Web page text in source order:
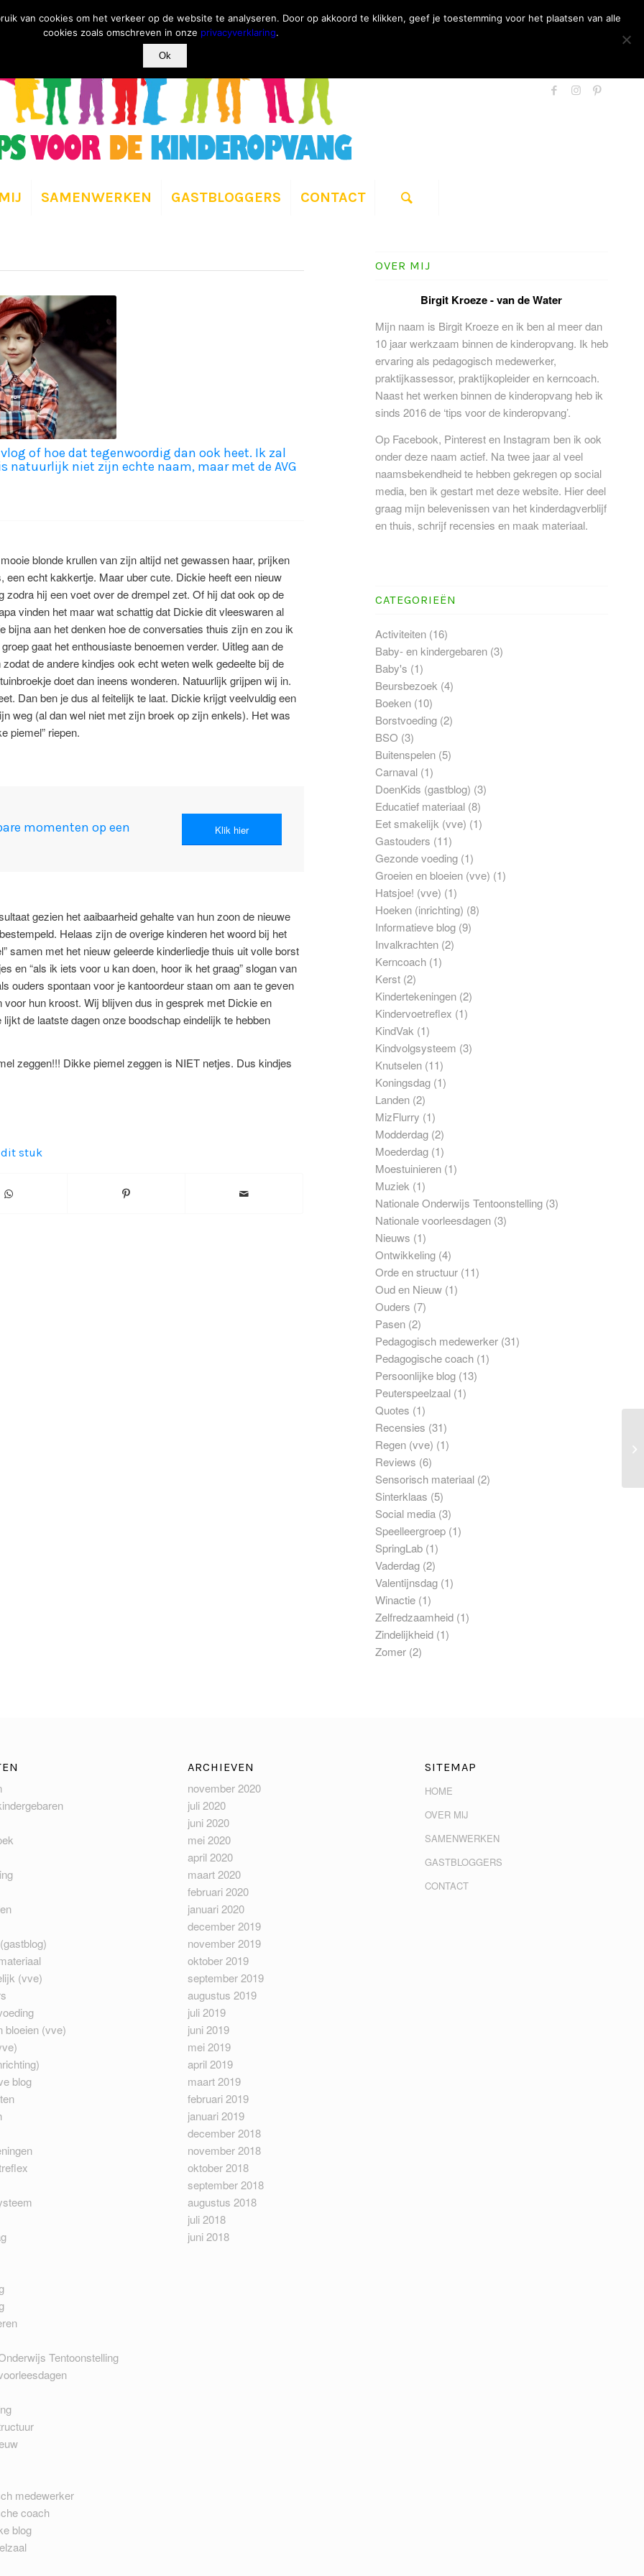
SAMENWERKEN GASTBLOGGERS CONTACT
of hoe dat tegenwoordig dan ook heet. Ik zal
natuurlijk niet zijn echte naam, maar met de AVG
blonde krullen van zijn altijd net gewassen haar, prijken
echt kakkertje. Maar uber cute. Dickie heeft een nieuw
zodra hij een voet over de drempel zet. Of hij dat ook op de
vinden het maar wat schattig dat Dickie dit vleeswaren al
aan het denken hoe de conversaties thuis zijn en zou ik
gaat het enthousiaste benoemen verder. Uitleg aan de
de andere kindjes ook echt weten welk gedeelte bij de
doet dan ineens wonderen. Natuurlijk grijpen wij in.
Dan ben je dus al feitelijk te laat. Dickie krijgt veelvuldig een
weg (al dan wel niet met zijn broek op zijn enkels). Het was
piemel” riepen.
momenten op een
Klik hier
gezien het aaibaarheid gehalte van hun zoon de nieuwe
Helaas zijn de overige kinderen het woord bij het
samen met het nieuw geleerde kinderliedje thuis uit volle borst
en “als ik iets voor u kan doen, hoor ik het graag” slogan van
ouders spontaan voor je kantoordeur staan om aan te geven
hun kroost. Wij blijven dus in gesprek met Dickie en
de laatste dagen onze boodschap eindelijk te hebben
zeggen!!! Dikke piemel zeggen is NIET netjes. Dus kindjes
dit stuk
OVER MIJ
Birgit Kroeze - van de Water
Mijn naam is Birgit Kroeze en ik ben al meer dan
10 jaar werkzaam binnen de kinderopvang. Ik heb
ervaring als pedagogisch medewerker,
praktijkassessor, praktijkopleider en kerncoach.
Naast het werken binnen de kinderopvang heb ik
sinds 2016 de ‘tips voor de kinderopvang’.
Op Facebook, Pinterest en Instagram ben ik ook
onder deze naam actief. Na twee jaar al veel
naamsbekendheid te hebben gekregen op social
media, ben ik gestart met deze website. Hier deel
graag mijn belevenissen van het kinderdagverblijf
en thuis, schrijf recensies en maak materiaal.
CATEGORIEËN
Activiteiten(16)
Baby- en kindergebaren(3)
Baby's (1)
Beursbezoek(4)
Boeken(10)
Borstvoeding(2)
BSO (3)
Buitenspelen(5)
Carnaval(1)
DoenKids (gastblog) (3)
Educatief materiaal(8)
Eet smakelijk (vve) (1)
Gastouders (11)
Gezonde voeding(1)
Groeien en bloeien (vve) (1)
Hatsjoe! (vve) (1)
Hoeken (inrichting) (8)
Informatieve blog(9)
Invalkrachten(2)
Kerncoach(1)
Kerst(2)
Kindertekeningen(2)
Kindervoetreflex (1)
KindVak(1)
Kindvolgsysteem (3)
Knutselen(11)
Koningsdag(1)
Landen(2)
MizFlurry (1)
Modderdag(2)
Moederdag(1)
Moestuinieren(1)
Muziek(1)
Nationale Onderwijs Tentoonstelling(3)
Nationale voorleesdagen(3)
Nieuws (1)
Ontwikkeling(4)
Orde en structuur(11)
Oud en Nieuw(1)
Ouders (7)
Pasen(2)
Pedagogisch medewerker(31)
Pedagogische coach(1)
Persoonlijke blog(13)
Peuterspeelzaal(1)
Quotes (1)
Recensies (31)
Regen (vve) (1)
Reviews (6)
Sensorisch materiaal(2)
Sinterklaas (5)
Social media(3)
Speelleergroep(1)
SpringLab(1)
Vaderdag(2)
Valentijnsdag(1)
Winactie(1)
Zelfredzaamheid(1)
Zindelijkheid(1)
Zomer(2)
(vve)
bloeien (vve)
blog
Tentoonstelling
medewerker
coach
blog
ARCHIEVEN
november 2020
juli 2020
juni 2020
mei 2020
april 2020
maart 2020
februari 2020
januari 2020
december 2019
november 2019
oktober 2019
september 2019
augustus 2019
juli 2019
juni 2019
mei 2019
april 2019
maart 2019
februari 2019
januari 2019
december 2018
november 2018
oktober 2018
september 2018
augustus 2018
juli 2018
juni 2018
SITEMAP
HOME
OVER MIJ
SAMENWERKEN
GASTBLOGGERS
CONTACT
van cookies om het verkeer op de website te analyseren. Door op akkoord te klikken, geef je toestemming voor het plaatsen van alle
cookies zoals omschreven in onze privacyverklaring.
Ok